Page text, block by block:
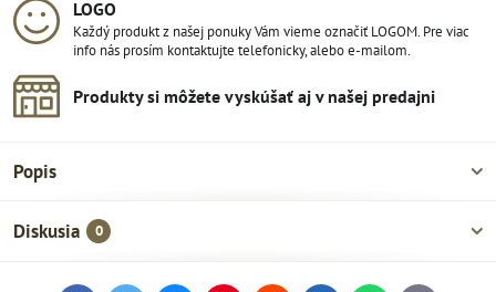
LOGO
Každý produkt z našej ponuky Vám vieme označiť LOGOM. Pre viac
info nás prosím kontaktujte telefonicky, alebo e-mailom.
Produkty si môžete vyskúšať aj v našej predajni
Popis
Diskusia 0